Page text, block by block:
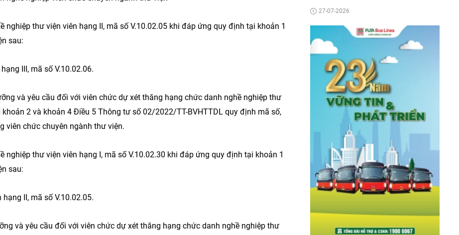
thư viện viên hạng II, mã số V.10.02.05 khi đáp ứng quy định tại khoản 1
sau:
III, mã số V.10.02.06.
và yêu cầu đối với viên chức dự xét thăng hạng chức danh nghề nghiệp thư
2 và khoản 4 Điều 5 Thông tư số 02/2022/TT-BVHTTDL quy định mã số,
viên chức chuyên ngành thư viện.
thư viện viên hạng I, mã số V.10.02.30 khi đáp ứng quy định tại khoản 1
sau:
II, mã số V.10.02.05.
và yêu cầu đối với viên chức dự xét thăng hạng chức danh nghề nghiệp thư
27-07-2026